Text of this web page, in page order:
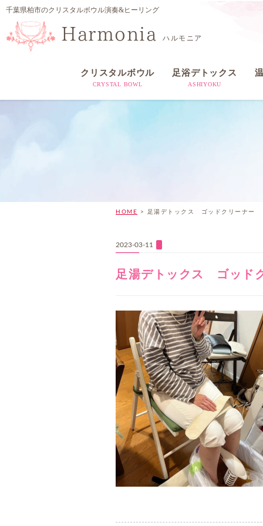
千葉県柏市のクリスタルボウル演奏&ヒーリング
Harmonia ハルモニア
クリスタルボウル
CRYSTAL BOWL
足浴デトックス
ASHIYOKU
HOME > 足湯デトックス ゴッドクリーナー
2023-03-11
足湯デトックス ゴッド